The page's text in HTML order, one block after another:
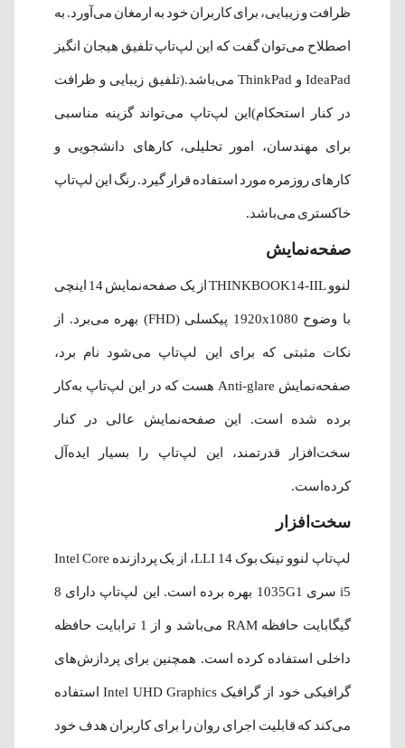
ظرافت و زیبایی، برای کاربران خود به ارمغان می‌آورد. به
اصطلاح می‌توان گفت که این لپ‌تاپ تلفیق هیجان انگیز
IdeaPad و ThinkPad می‌باشد.(تلفیق زیبایی و ظرافت
در کنار استحکام)این لپ‌تاپ می‌تواند گزینه مناسبی
برای مهندسان، امور تحلیلی، کارهای دانشجویی و
کارهای روزمره مورد استفاده قرار گیرد. رنگ این لپ‌تاپ
خاکستری می‌باشد.
صفحه‌نمایش
لنوو THINKBOOK14-IIL از یک صفحه‌نمایش 14 اینچی
با وضوح 1920x1080 پیکسلی (FHD) بهره می‌برد. از
نکات مثبتی که برای این لپ‌تاپ می‌شود نام برد،
صفحه‌نمایش Anti-glare هست که در این لپ‌تاپ به‌کار
برده‌ شده‌ است. این صفحه‌نمایش عالی در کنار
سخت‌افزار قدرتمند، این لپ‌تاپ را بسیار ایده‌آل
کرده‌است.
سخت‌افزار
لپ‌تاپ لنوو تینک بوک 14 LLI، از یک پردازنده Intel Core
i5 سری 1035G1 بهره برده است. این لپ‌تاپ دارای 8
گیگابایت حافظه RAM می‌باشد و از 1 ترابایت حافظه
داخلی استفاده کرده است. همچنین برای پردازش‌های
گرافیکی خود از گرافیک Intel UHD Graphics استفاده
می‌کند که قابلیت اجرای روان را برای کاربران هدف خود